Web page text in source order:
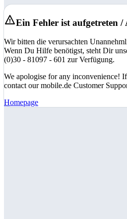
Ein Fehler ist aufgetreten
Wir bitten die verursachten
Wenn Du Hilfe benötigst, steht Dir
(0)30 - 81097 - 601 zur Verfügung.
We apologise for any inconvenience!
contact our mobile.de Customer
Homepage